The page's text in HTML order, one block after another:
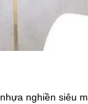
nghiền siêu